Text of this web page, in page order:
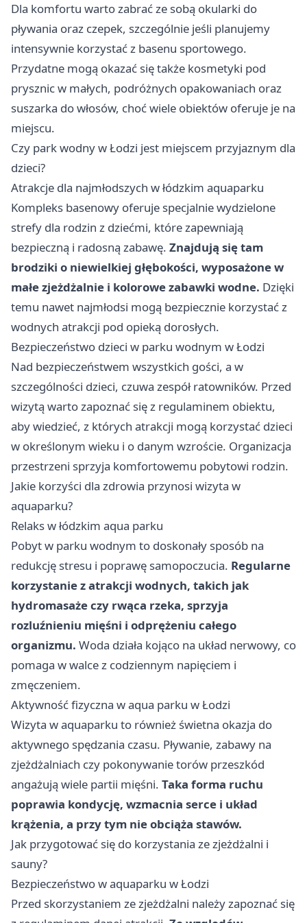
Dla komfortu warto zabrać ze sobą okularki do
pływania oraz czepek, szczególnie jeśli planujemy
intensywnie korzystać z basenu sportowego.
Przydatne mogą okazać się także kosmetyki pod
prysznic w małych, podróżnych opakowaniach oraz
suszarka do włosów, choć wiele obiektów oferuje je na
miejscu.
Czy park wodny w Łodzi jest miejscem przyjaznym dla
dzieci?
Atrakcje dla najmłodszych w łódzkim aquaparku
Kompleks basenowy oferuje specjalnie wydzielone
strefy dla rodzin z dziećmi, które zapewniają
bezpieczną i radosną zabawę. Znajdują się tam
brodziki o niewielkiej głębokości, wyposażone w
małe zjeżdżalnie i kolorowe zabawki wodne. Dzięki
temu nawet najmłodsi mogą bezpiecznie korzystać z
wodnych atrakcji pod opieką dorosłych.
Bezpieczeństwo dzieci w parku wodnym w Łodzi
Nad bezpieczeństwem wszystkich gości, a w
szczególności dzieci, czuwa zespół ratowników. Przed
wizytą warto zapoznać się z regulaminem obiektu,
aby wiedzieć, z których atrakcji mogą korzystać dzieci
w określonym wieku i o danym wzroście. Organizacja
przestrzeni sprzyja komfortowemu pobytowi rodzin.
Jakie korzyści dla zdrowia przynosi wizyta w
aquaparku?
Relaks w łódzkim aqua parku
Pobyt w parku wodnym to doskonały sposób na
redukcję stresu i poprawę samopoczucia. Regularne
korzystanie z atrakcji wodnych, takich jak
hydromasaże czy rwąca rzeka, sprzyja
rozluźnieniu mięśni i odprężeniu całego
organizmu. Woda działa kojąco na układ nerwowy, co
pomaga w walce z codziennym napięciem i
zmęczeniem.
Aktywność fizyczna w aqua parku w Łodzi
Wizyta w aquaparku to również świetna okazja do
aktywnego spędzania czasu. Pływanie, zabawy na
zjeżdżalniach czy pokonywanie torów przeszkód
angażują wiele partii mięśni. Taka forma ruchu
poprawia kondycję, wzmacnia serce i układ
krążenia, a przy tym nie obciąża stawów.
Jak przygotować się do korzystania ze zjeżdżalni i
sauny?
Bezpieczeństwo w aquaparku w Łodzi
Przed skorzystaniem ze zjeżdżalni należy zapoznać się